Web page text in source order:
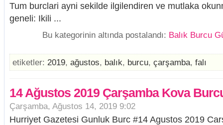
Tum burclari ayni sekilde ilgilendiren ve mutlaka
geneli: Ikili ...
Bu kategorinin altında postalandı: Balık Burcu
etiketler: 2019, ağustos, balik, burcu, çarşamba, falı
14 Ağustos 2019 Çarşamba Kova
Çarşamba, Ağustos 14, 2019 9:02
Hurriyet Gazetesi Gunluk Burc #14 Agustos 2019